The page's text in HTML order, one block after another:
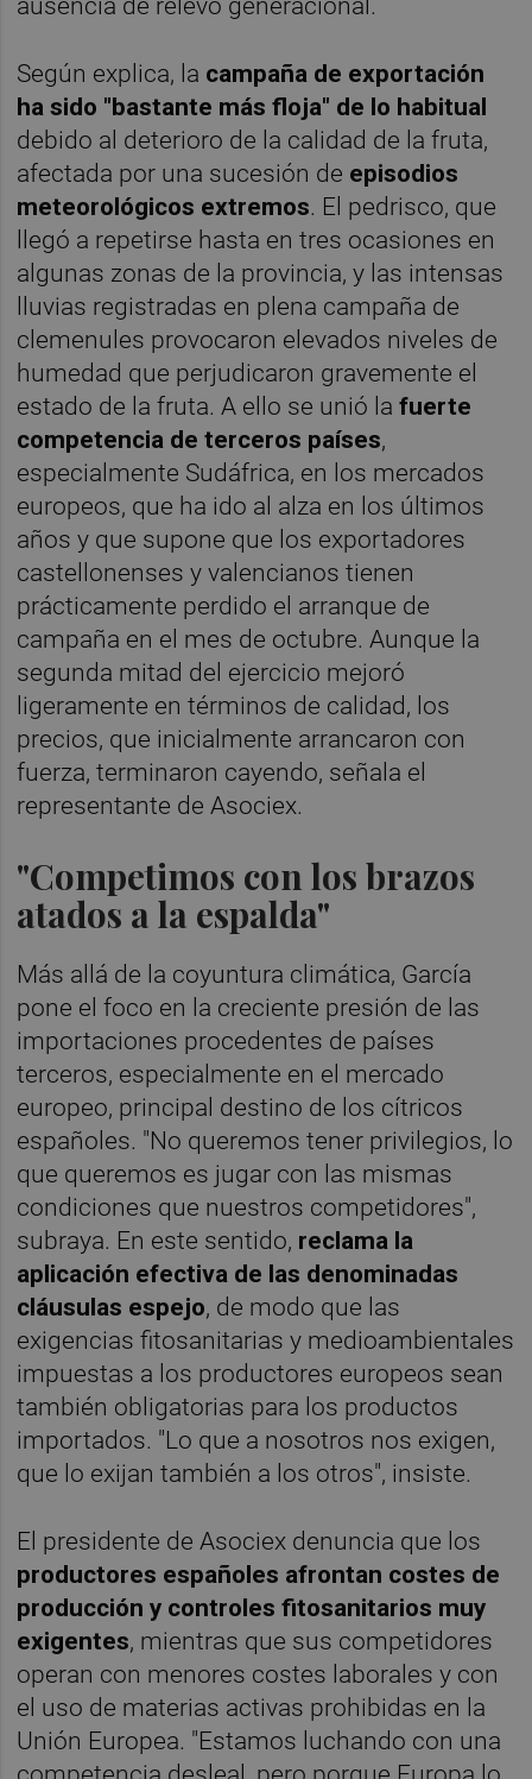
ausencia de relevo generacional.
Según explica, la campaña de exportación
ha sido "bastante más floja" de lo habitual
debido al deterioro de la calidad de la fruta,
afectada por una sucesión de episodios
meteorológicos extremos. El pedrisco, que
llegó a repetirse hasta en tres ocasiones en
algunas zonas de la provincia, y las intensas
lluvias registradas en plena campaña de
clemenules provocaron elevados niveles de
humedad que perjudicaron gravemente el
estado de la fruta. A ello se unió lafuerte
competencia de terceros países,
especialmente Sudáfrica, en los mercados
europeos, que ha ido al alza en los últimos
años y que supone que los exportadores
castellonenses y valencianos tienen
prácticamente perdido el arranque de
campaña en el mes de octubre. Aunque la
segunda mitad del ejercicio mejoró
ligeramente en términos de calidad, los
precios, que inicialmente arrancaron con
fuerza, terminaron cayendo, señala el
representante de Asociex.
"Competimos con los brazos
atados a la espalda"
Más allá de la coyuntura climática, García
pone el foco en la creciente presión de las
importaciones procedentes de países
terceros, especialmente en el mercado
europeo, principal destino de los cítricos
españoles. "No queremos tener privilegios, lo
que queremos es jugar con las mismas
condiciones que nuestros competidores",
subraya. En este sentido, reclama la
aplicación efectiva de las denominadas
cláusulas espejo, de modo que las
exigencias fitosanitarias y medioambientales
impuestas a los productores europeos sean
también obligatorias para los productos
importados. "Lo que a nosotros nos exigen,
que lo exijan también a los otros", insiste.
El presidente de Asociex denuncia que los
productores españoles afrontan costes de
producción y controles fitosanitarios muy
exigentes, mientras que sus competidores
operan con menores costes laborales y con
el uso de materias activas prohibidas en la
Unión Europea. "Estamos luchando con una